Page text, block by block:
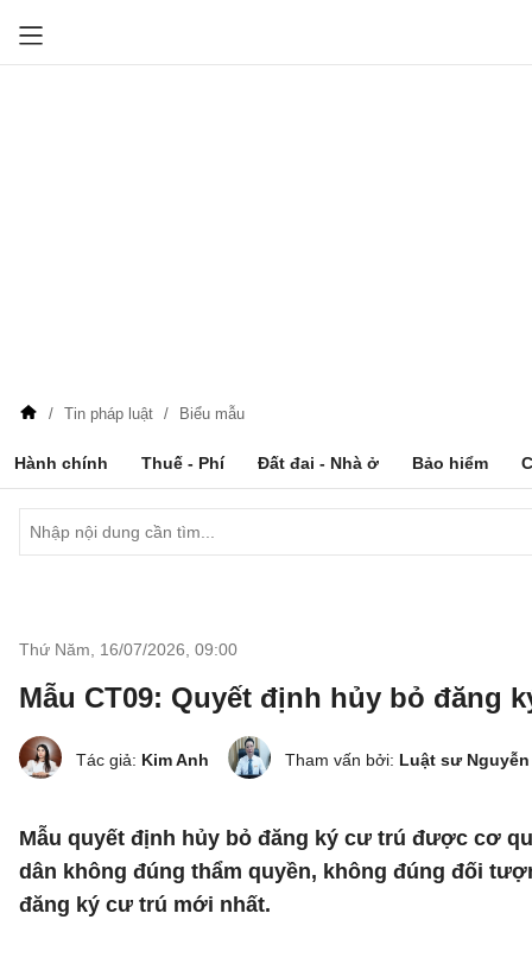
Tin pháp luật Biểu mẫu
Hành chính Thuế - Phí Đất đai - Nhà ở Bảo hiểm
Thứ Năm, 16/07/2026 09:00
Mẫu CT09: Quyết định hủy bỏ đăng
Tác giả: Kim Anh Tham vấn bởi: Luật sư
Mẫu quyết định hủy bỏ đăng ký cư trú được cơ
dân không đúng thẩm quyền, không đúng đối
đăng ký cư trú mới nhất.